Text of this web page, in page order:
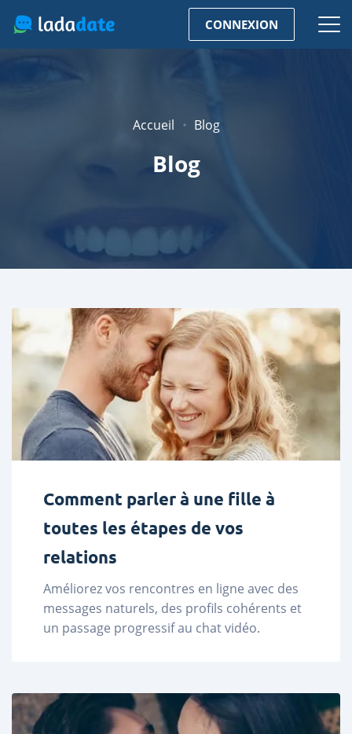
CONNEXION
Accueil Blog
Blog
Comment parler à une fille à
toutes les étapes de vos
relations
Améliorez vos rencontres en ligne avec des
messages naturels, des profils cohérents et
un passage progressif au chat vidéo.